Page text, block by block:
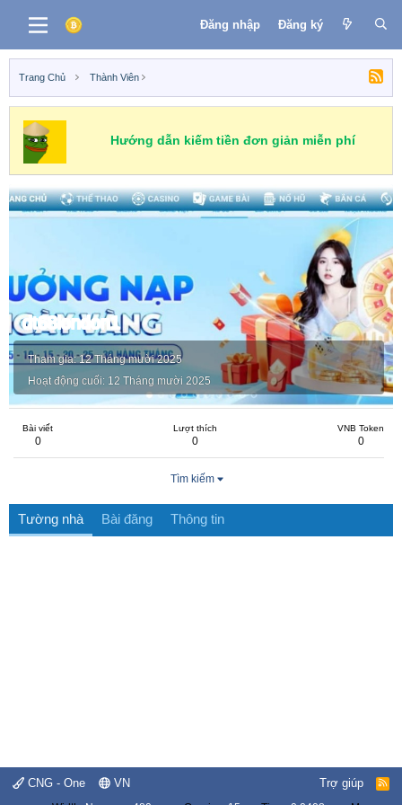
Đăng nhập Đăng ký
Trang Chủ Thành Viên
Hướng dẫn kiếm tiền đơn giản miễn phí
dt68london1
Tham gia 12 Tháng mười 2025
Hoạt động cuối 12 Tháng mười 2025
Bài viết
0
Lượt thích
0
VNB Token
0
Tìm kiếm
Tường nhà Bài đăng Thông tin
CNG - One VN Trợ giúp
R